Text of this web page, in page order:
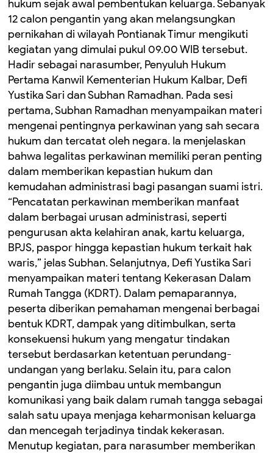
hukum sejak awal pembentukan keluarga. Sebanyak
12 calon pengantin yang akan melangsungkan
pernikahan di wilayah Pontianak Timur mengikuti
kegiatan yang dimulai pukul 09.00 WIB tersebut.
Hadir sebagai narasumber, Penyuluh Hukum
Pertama Kanwil Kementerian Hukum Kalbar, Defi
Yustika Sari dan Subhan Ramadhan. Pada sesi
pertama, Subhan Ramadhan menyampaikan materi
mengenai pentingnya perkawinan yang sah secara
hukum dan tercatat oleh negara. Ia menjelaskan
bahwa legalitas perkawinan memiliki peran penting
dalam memberikan kepastian hukum dan
kemudahan administrasi bagi pasangan suami istri.
“Pencatatan perkawinan memberikan manfaat
dalam berbagai urusan administrasi, seperti
pengurusan akta kelahiran anak, kartu keluarga,
BPJS, paspor hingga kepastian hukum terkait hak
waris,” jelas Subhan. Selanjutnya, Defi Yustika Sari
menyampaikan materi tentang Kekerasan Dalam
Rumah Tangga (KDRT). Dalam pemaparannya,
peserta diberikan pemahaman mengenai berbagai
bentuk KDRT, dampak yang ditimbulkan, serta
konsekuensi hukum yang mengatur tindakan
tersebut berdasarkan ketentuan perundang-
undangan yang berlaku. Selain itu, para calon
pengantin juga diimbau untuk membangun
komunikasi yang baik dalam rumah tangga sebagai
salah satu upaya menjaga keharmonisan keluarga
dan mencegah terjadinya tindak kekerasan.
Menutup kegiatan, para narasumber memberikan